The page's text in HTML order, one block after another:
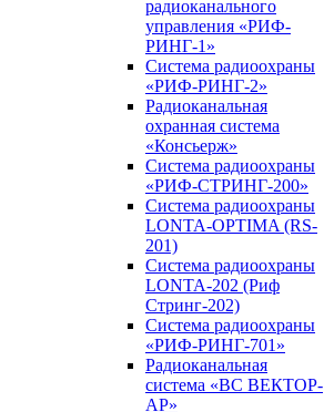
радиоканального
управления «РИФ-
РИНГ-1»
Система радиоохраны
«РИФ-РИНГ-2»
Радиоканальная
охранная система
«Консьерж»
Система радиоохраны
«РИФ-СТРИНГ-200»
Система радиоохраны
LONTA-OPTIMA (RS-
201)
Система радиоохраны
LONTA-202 (Риф
Стринг-202)
Система радиоохраны
«РИФ-РИНГ-701»
Радиоканальная
система «ВС ВЕКТОР-
АР»